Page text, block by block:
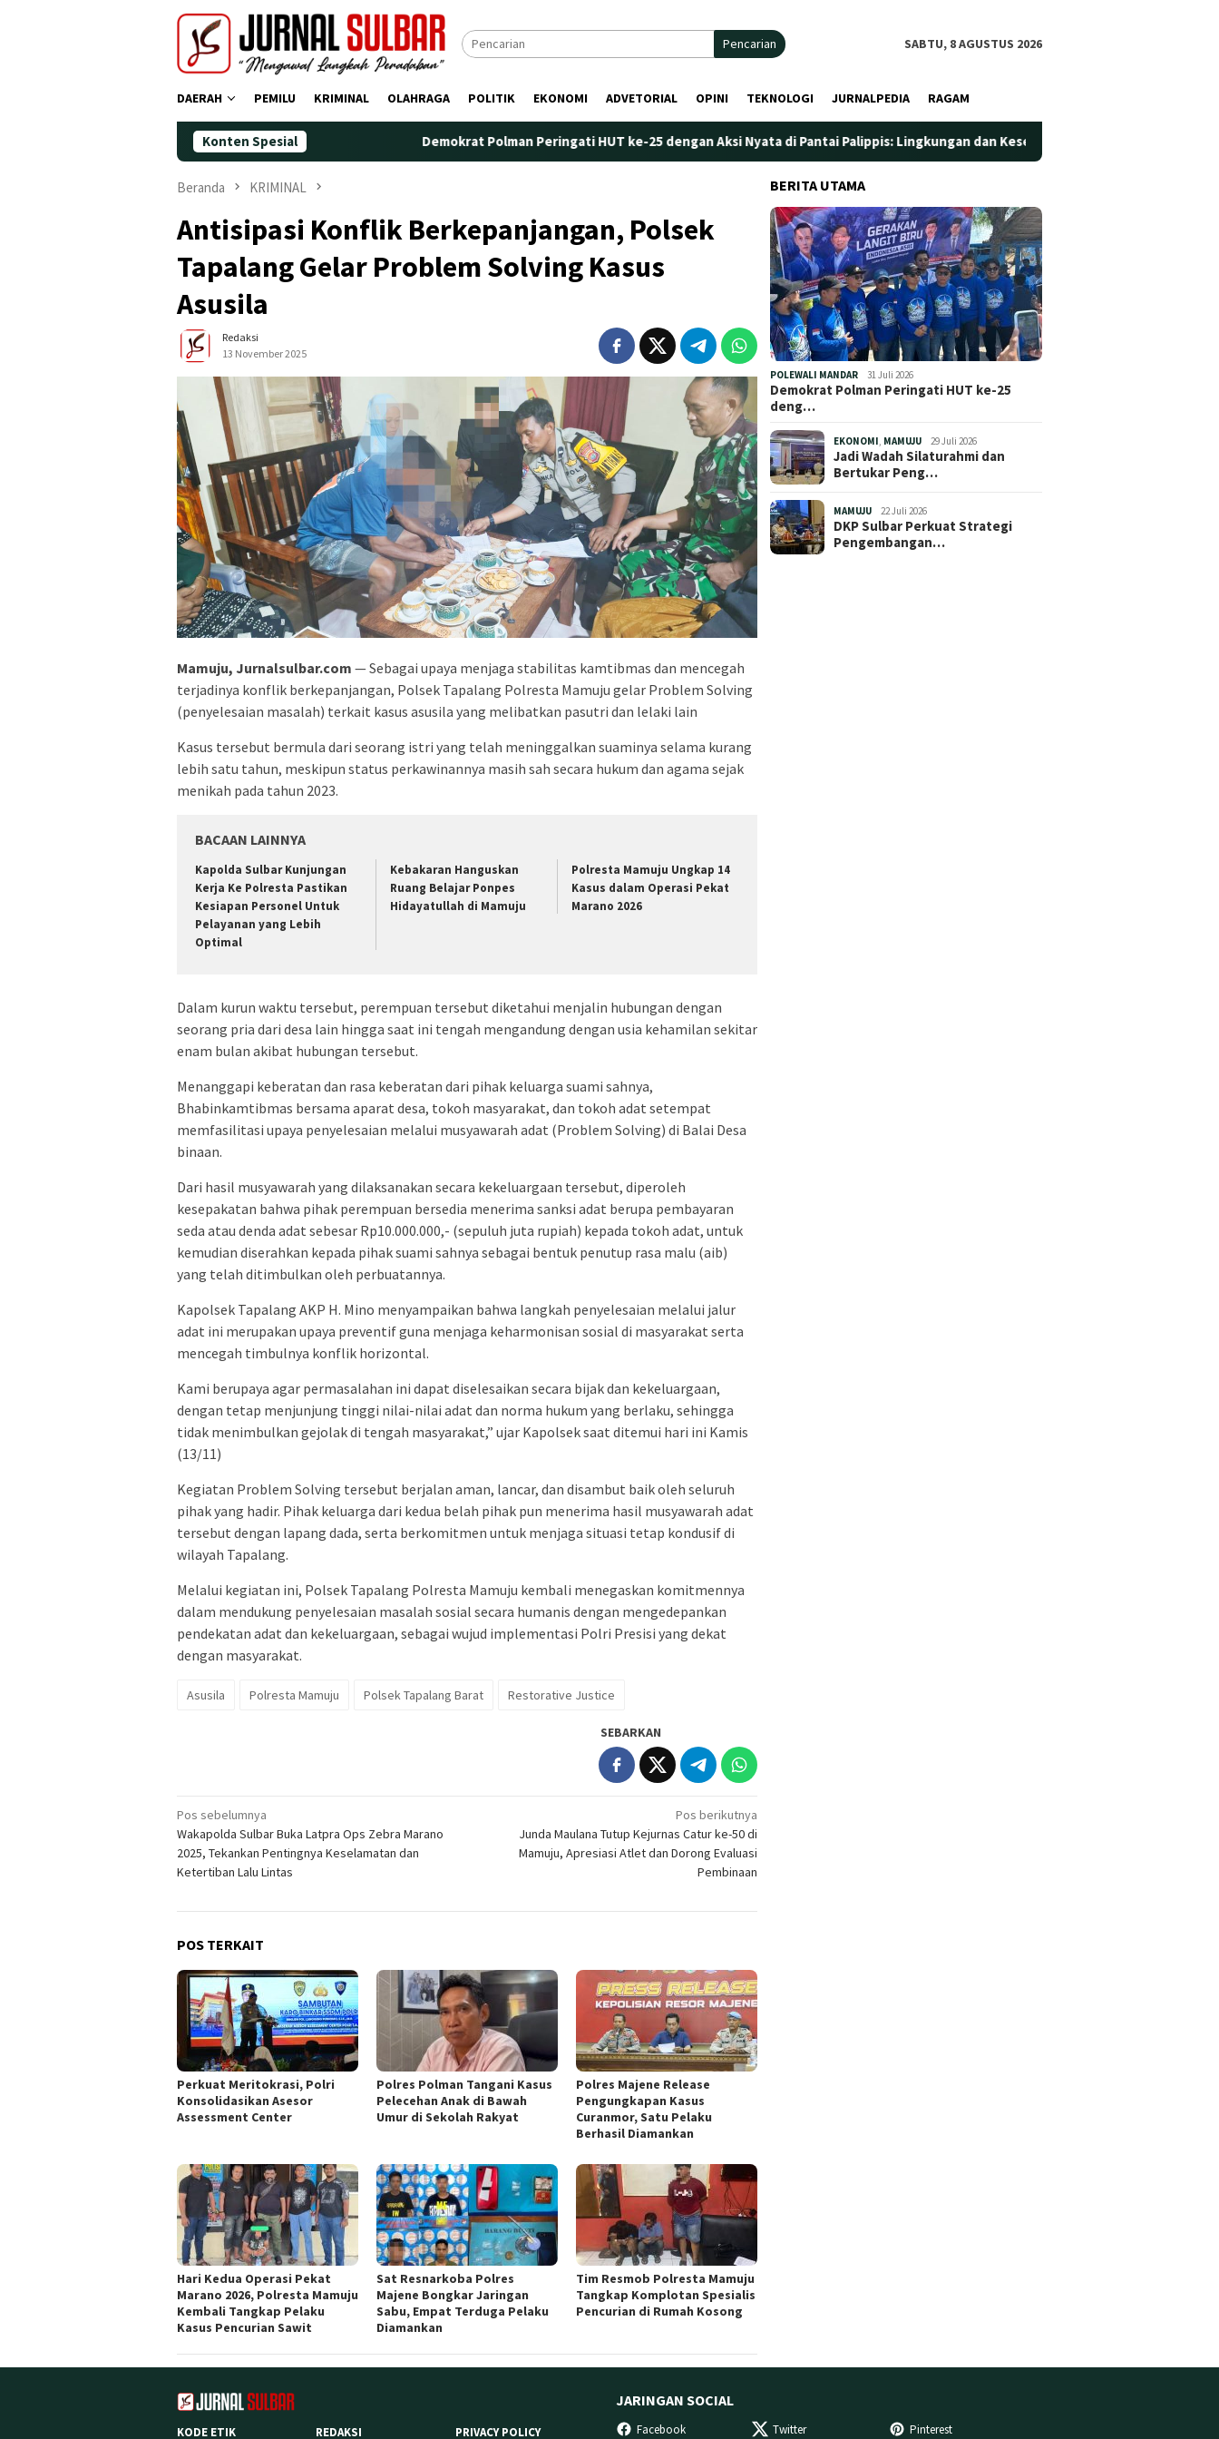
Pencarian SABTU, 8 AGUSTUS 2026
DAERAH PEMILU KRIMINAL OLAHRAGA POLITIK EKONOMI ADVETORIAL OPINI TEKNOLOGI JURNALPEDIA RAGAM
Konten Spesial Demokrat Polman Peringati HUT ke-25 dengan Aksi Nyata di Pantai Palippis: Lingkungan dan Kesehatan Jadi Prioritas
Beranda KRIMINAL
Antisipasi Konflik Berkepanjangan, Polsek
Tapalang Gelar Problem Solving Kasus
Asusila
Redaksi
13 November 2025
Mamuju, Jurnalsulbar.com — Sebagai upaya menjaga stabilitas kamtibmas dan mencegah
terjadinya konflik berkepanjangan, Polsek Tapalang Polresta Mamuju gelar Problem Solving
(penyelesaian masalah) terkait kasus asusila yang melibatkan pasutri dan lelaki lain
Kasus tersebut bermula dari seorang istri yang telah meninggalkan suaminya selama kurang
lebih satu tahun, meskipun status perkawinannya masih sah secara hukum dan agama sejak
menikah pada tahun 2023.
BACAAN LAINNYA
Kapolda Sulbar Kunjungan
Kerja Ke Polresta Pastikan
Kesiapan Personel Untuk
Pelayanan yang Lebih
Optimal
Kebakaran Hanguskan
Ruang Belajar Ponpes
Hidayatullah di Mamuju
Polresta Mamuju Ungkap 14
Kasus dalam Operasi Pekat
Marano 2026
Dalam kurun waktu tersebut, perempuan tersebut diketahui menjalin hubungan dengan
seorang pria dari desa lain hingga saat ini tengah mengandung dengan usia kehamilan sekitar
enam bulan akibat hubungan tersebut.
Menanggapi keberatan dan rasa keberatan dari pihak keluarga suami sahnya,
Bhabinkamtibmas bersama aparat desa, tokoh masyarakat, dan tokoh adat setempat
memfasilitasi upaya penyelesaian melalui musyawarah adat (Problem Solving) di Balai Desa
binaan.
Dari hasil musyawarah yang dilaksanakan secara kekeluargaan tersebut, diperoleh
kesepakatan bahwa pihak perempuan bersedia menerima sanksi adat berupa pembayaran
seda atau denda adat sebesar Rp10.000.000,- (sepuluh juta rupiah) kepada tokoh adat, untuk
kemudian diserahkan kepada pihak suami sahnya sebagai bentuk penutup rasa malu (aib)
yang telah ditimbulkan oleh perbuatannya.
Kapolsek Tapalang AKP H. Mino menyampaikan bahwa langkah penyelesaian melalui jalur
adat ini merupakan upaya preventif guna menjaga keharmonisan sosial di masyarakat serta
mencegah timbulnya konflik horizontal.
Kami berupaya agar permasalahan ini dapat diselesaikan secara bijak dan kekeluargaan,
dengan tetap menjunjung tinggi nilai-nilai adat dan norma hukum yang berlaku, sehingga
tidak menimbulkan gejolak di tengah masyarakat,” ujar Kapolsek saat ditemui hari ini Kamis
(13/11)
Kegiatan Problem Solving tersebut berjalan aman, lancar, dan disambut baik oleh seluruh
pihak yang hadir. Pihak keluarga dari kedua belah pihak pun menerima hasil musyawarah adat
tersebut dengan lapang dada, serta berkomitmen untuk menjaga situasi tetap kondusif di
wilayah Tapalang.
Melalui kegiatan ini, Polsek Tapalang Polresta Mamuju kembali menegaskan komitmennya
dalam mendukung penyelesaian masalah sosial secara humanis dengan mengedepankan
pendekatan adat dan kekeluargaan, sebagai wujud implementasi Polri Presisi yang dekat
dengan masyarakat.
Asusila Polresta Mamuju Polsek Tapalang Barat Restorative Justice
SEBARKAN
Navigasi
pos
Pos sebelumnya
Wakapolda Sulbar Buka Latpra Ops Zebra Marano
2025, Tekankan Pentingnya Keselamatan dan
Ketertiban Lalu Lintas
Pos berikutnya
Junda Maulana Tutup Kejurnas Catur ke-50 di
Mamuju, Apresiasi Atlet dan Dorong Evaluasi
Pembinaan
POS TERKAIT
Perkuat Meritokrasi, Polri
Konsolidasikan Asesor
Assessment Center
Polres Polman Tangani Kasus
Pelecehan Anak di Bawah
Umur di Sekolah Rakyat
Polres Majene Release
Pengungkapan Kasus
Curanmor, Satu Pelaku
Berhasil Diamankan
Hari Kedua Operasi Pekat
Marano 2026, Polresta Mamuju
Kembali Tangkap Pelaku
Kasus Pencurian Sawit
Sat Resnarkoba Polres
Majene Bongkar Jaringan
Sabu, Empat Terduga Pelaku
Diamankan
Tim Resmob Polresta Mamuju
Tangkap Komplotan Spesialis
Pencurian di Rumah Kosong
BERITA UTAMA
POLEWALI MANDAR 31 Juli 2026
Demokrat Polman Peringati HUT ke-25
deng…
EKONOMI MAMUJU 29 Juli 2026
Jadi Wadah Silaturahmi dan
Bertukar Peng…
MAMUJU 22 Juli 2026
DKP Sulbar Perkuat Strategi
Pengembangan…
KODE ETIK REDAKSI PRIVACY POLICY
JARINGAN SOCIAL
Facebook Twitter Pinterest